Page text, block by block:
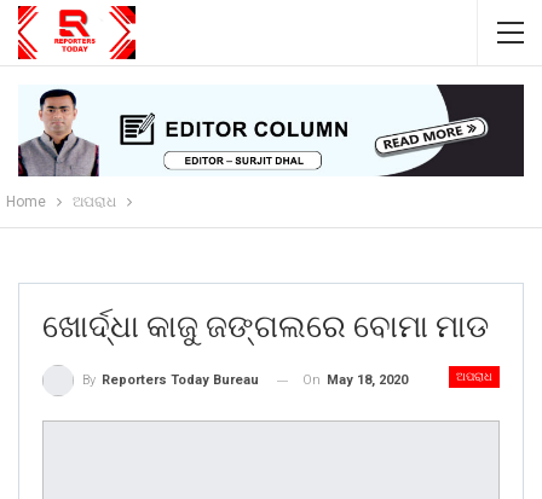
Home ଅପରାଧ
ଖୋର୍ଦ୍ଧା କାଜୁ ଜଙ୍ଗଲରେ ବୋମା ମାଡ
ଅପରାଧ
By Reporters Today Bureau On May 18, 2020